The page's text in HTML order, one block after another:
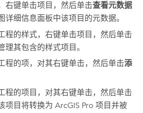
右键单击项目，然后单击查看元数据
详细信息面板中该项目的元数据。
程的样式，右键单击项目，然后单击
理其包含的样式项目。
程的项，对其右键单击，然后单击添
程的项目，对其右键单击，然后单击
项目将转换为ArcGIS Pro 项目并被